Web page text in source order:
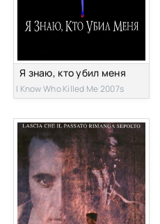
Я знаю, кто убил меня
I Know Who Killed Me 2007s